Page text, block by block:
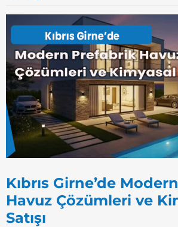
Hizmetlerimiz
Kıbrıs Girne’de
Havuz Çözümleri ve
Satışı